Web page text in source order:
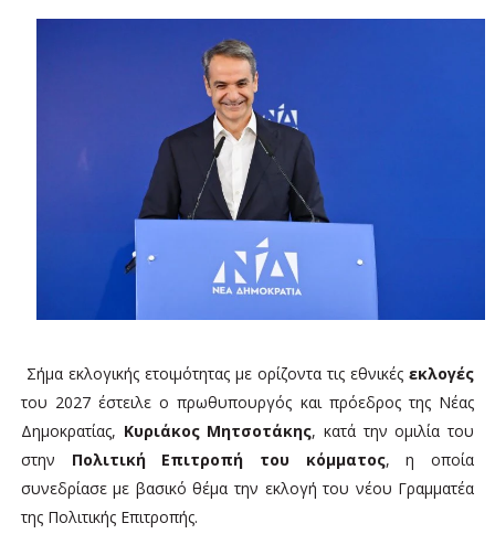
Σήμα εκλογικής ετοιμότητας με ορίζοντα τις εθνικές εκλογές
του 2027 έστειλε ο πρωθυπουργός και πρόεδρος της Νέας
Δημοκρατίας, Κυριάκος Μητσοτάκης, κατά την ομιλία του
στην
Πολιτική Επιτροπή του κόμματος, η οποία
συνεδρίασε με βασικό θέμα την εκλογή του νέου Γραμματέα
της Πολιτικής Επιτροπής.